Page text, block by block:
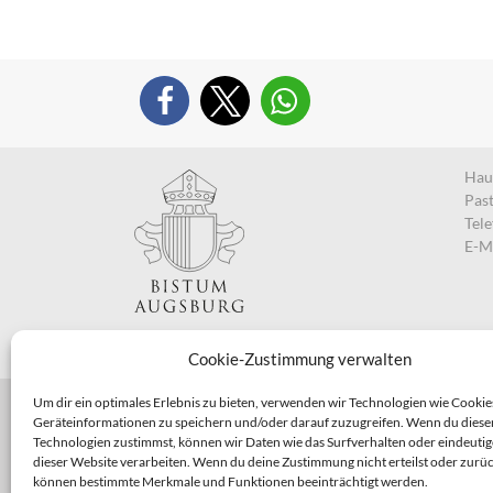
Cookie-Zustimmung verwalten
Um dir ein optimales Erlebnis zu bieten, verwenden wir Technologien wie
Geräteinformationen zu speichern und/oder darauf zuzugreifen. Wenn du
Technologien zustimmst, können wir Daten wie das Surfverhalten oder
dieser Website verarbeiten. Wenn du deine Zustimmung nicht erteilst oder
können bestimmte Merkmale und Funktionen beeinträchtigt werden.
E-